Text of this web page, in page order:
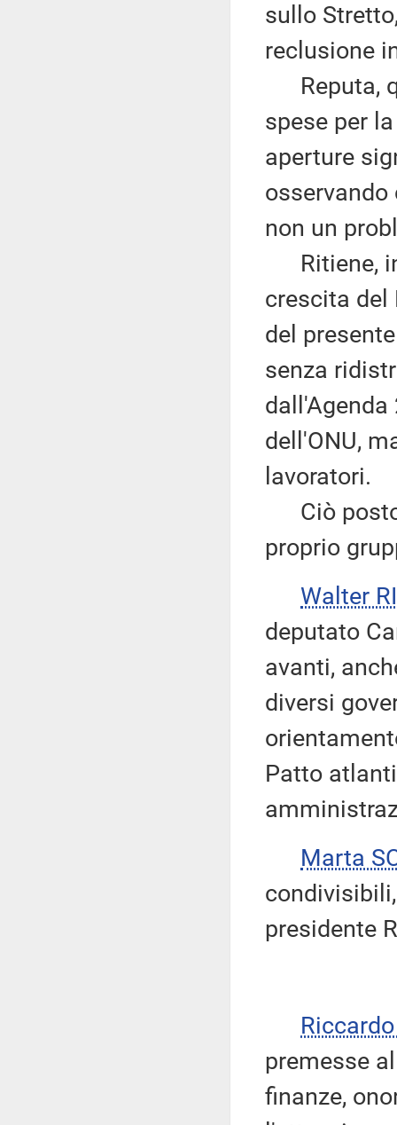
sullo
reclusione
Reputa,
spese per
aperture
non un
Ritiene,
crescita del
del
senza
dell'ONU,
lavoratori.
Ciò
proprio
Walter
deputato
avanti,
diversi
Patto
Marta
presidente
premesse
finanze,